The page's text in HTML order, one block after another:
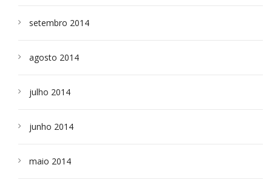
setembro 2014
agosto 2014
julho 2014
junho 2014
maio 2014